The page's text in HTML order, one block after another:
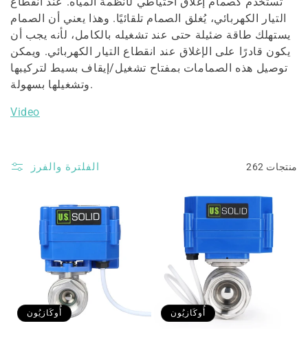
و
ع
ة
:
التيار الكهربائي، يُغلق الصمام تلقائيًا. وهذا يعني أن الصمام
يستهلك طاقة ضئيلة حتى عند تشغيله بالكامل، لأنه يجب أن
يكون قادرًا على الإغلاق عند انقطاع التيار الكهربائي. ويمكن
توصيل هذه الصمامات بمفتاح تشغيل/إيقاف بسيط لتركيبها
وتشغيلها بسهولة.
Video
الفلترة والفرز 262 منتجات
أُوكَازيُون أُوكَازيُون